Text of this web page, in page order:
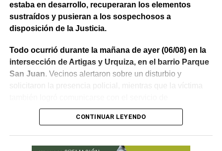
estaba en desarrollo, recuperaran los elementos
sustraídos y pusieran a los sospechosos a
disposición de la Justicia.
Todo ocurrió durante la mañana de ayer (06/08) en la
intersección de Artigas y Urquiza, en el barrio Parque
San Juan. Vecinos alertaron sobre un disturbio y
solicitaron la presencia policial, mientras que la víctima
emergencias para informar lo que estaba ocurriendo.
CONTINUAR LEYENDO